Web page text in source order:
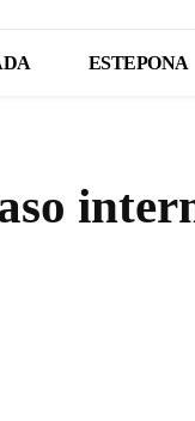
ESTEPONA